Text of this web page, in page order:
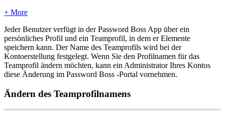
+ More
Jeder Benutzer verfügt in der Password Boss App über ein
persönliches Profil und ein Teamprofil, in dem er Elemente
speichern kann. Der Name des Teamprofils wird bei der
Kontoerstellung festgelegt. Wenn Sie den Profilnamen für das
Teamprofil ändern möchten, kann ein Administrator Ihres Kontos
diese Änderung im Password Boss -Portal vornehmen.
Ändern des Teamprofilnamens